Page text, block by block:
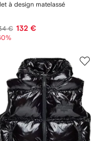
à design matelassé
€ 132 €